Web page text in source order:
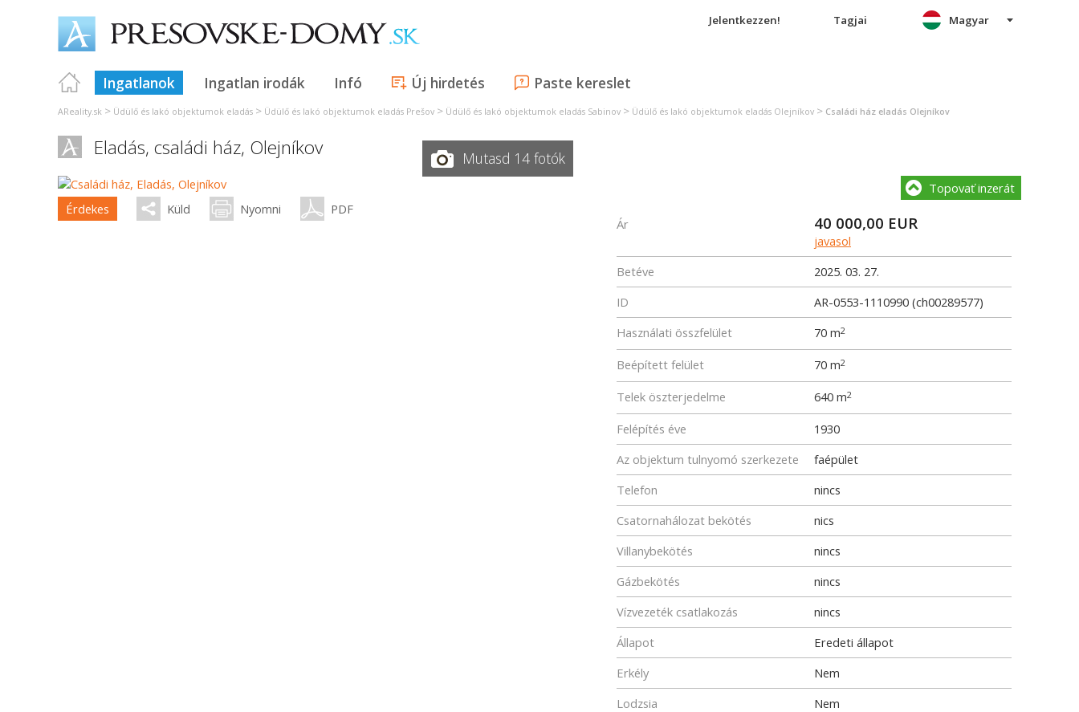
Jelentkezzen! Tagjai
Ingatlanok Ingatlan irodák Infó Új hirdetés Paste kereslet
Magyar
AReality.sk > Üdülő és lakó objektumok eladás > Üdülő és lakó objektumok eladás Prešov > Üdülő és lakó objektumok eladás Sabinov > Üdülő és lakó objektumok eladás Olejníkov > Családi ház eladás Olejníkov
Eladás, családi ház, Olejníkov Mutasd 14 fotók
Érdekes Küld Nyomni PDF
Topovať inzerát
Ár 40 000,00 EUR
javasol
Betéve
2025. 03. 27.
ID
AR-0553-1110990 (ch00289577)
Használati összfelület
70 m2
Beépített felület 70 m2
Telek öszterjedelme 640 m2
Felépítés éve
1930
Az objektum tulnyomó szerkezete
faépület
Telefon
nincs
Csatornahálozat bekötés
nics
Villanybekötés
nincs
Gázbekötés
nincs
Vízvezeték csatlakozás
nincs
Állapot
Eredeti állapot
Erkély
Nem
Lodzsia
Nem